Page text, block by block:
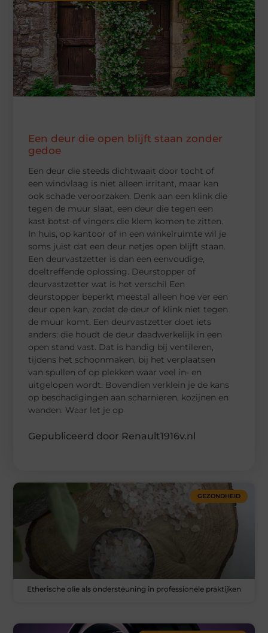
Een deur die open blijft staan zonder
gedoe
Een deur die steeds dichtwaait door tocht of
een windvlaag is niet alleen irritant, maar kan
ook schade veroorzaken. Denk aan een klink die
tegen de muur slaat, een deur die tegen een
kast botst of vingers die klem komen te zitten.
In huis, op kantoor of in een winkelruimte wil je
soms juist dat een deur netjes open blijft staan.
Een deurvastzetter is dan een eenvoudige,
doeltreffende oplossing. Deurstopper of
deurvastzetter wat is het verschil Een
deurstopper beperkt meestal alleen hoe ver een
deur open kan, zodat de deur of klink niet tegen
de muur komt. Een deurvastzetter doet iets
anders: die houdt de deur daadwerkelijk in een
open stand vast. Dat is handig bij ventileren,
tijdens het schoonmaken, bij het verplaatsen
van spullen of op plekken waar veel in- en
uitgelopen wordt. Bovendien verklein je de kans
op beschadigingen aan scharnieren, kozijnen en
wanden. Waar let je op
Gepubliceerd door Renault1916v.nl
GEZONDHEID
Etherische olie als ondersteuning in professionele praktijken